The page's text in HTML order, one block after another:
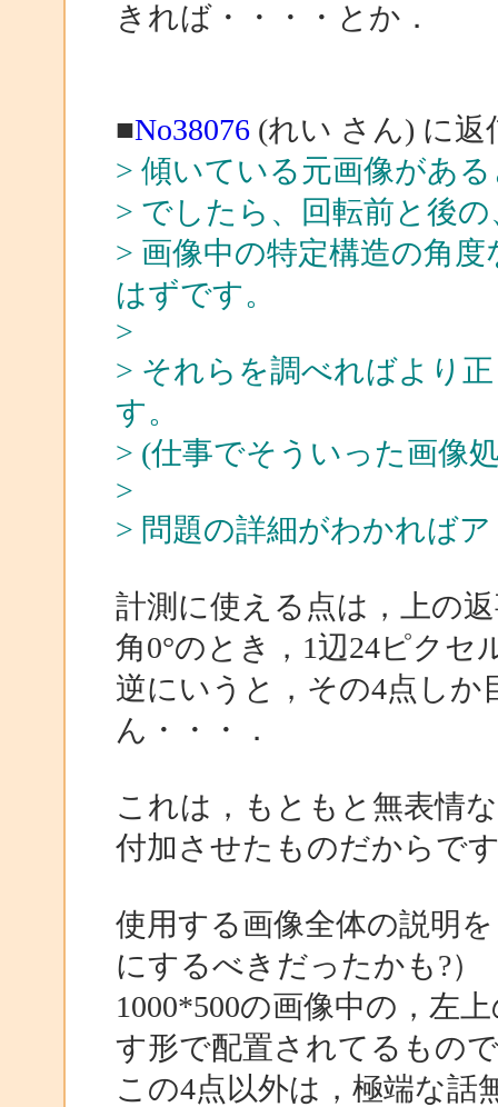
きれば・・・・とか．
■No38076(れい さん) に返
> 傾いている元画像があ
> でしたら、回転前と後
> 画像中の特定構造の角
はずです。
>
> それらを調べればより
す。
> (仕事でそういった画像
>
> 問題の詳細がわかれば
計測に使える点は，上の
角0°のとき，1辺24ピク
逆にいうと，その4点し
ん・・・．
これは，もともと無表情
付加させたものだからで
使用する画像全体の説明
にするべきだったかも?）
1000*500の画像中の，左
す形で配置されてるもの
この4点以外は，極端な話